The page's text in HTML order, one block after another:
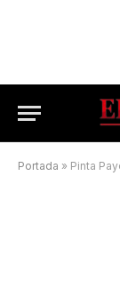
Portada » Pinta